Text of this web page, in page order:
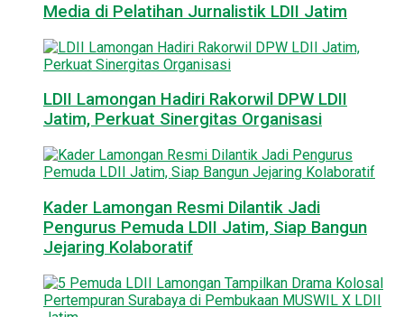
Media di Pelatihan Jurnalistik LDII Jatim
LDII Lamongan Hadiri Rakorwil DPW LDII
Jatim, Perkuat Sinergitas Organisasi
Kader Lamongan Resmi Dilantik Jadi
Pengurus Pemuda LDII Jatim, Siap Bangun
Jejaring Kolaboratif